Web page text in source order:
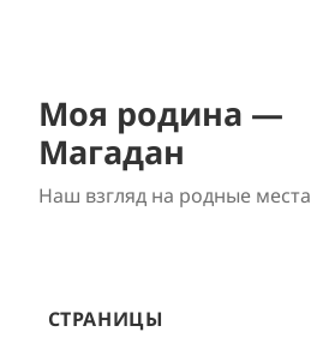
Моя родина —
Магадан
Наш взгляд на родные места
СТРАНИЦЫ